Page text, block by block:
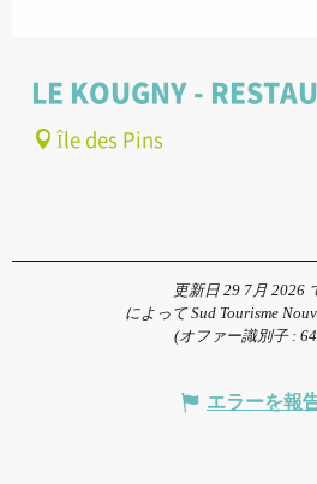
LE KOUGNY -
Île des Pins
更新日 29 7月 2026
によって Sud Tourisme
(オファー識別子 :
エラーを報